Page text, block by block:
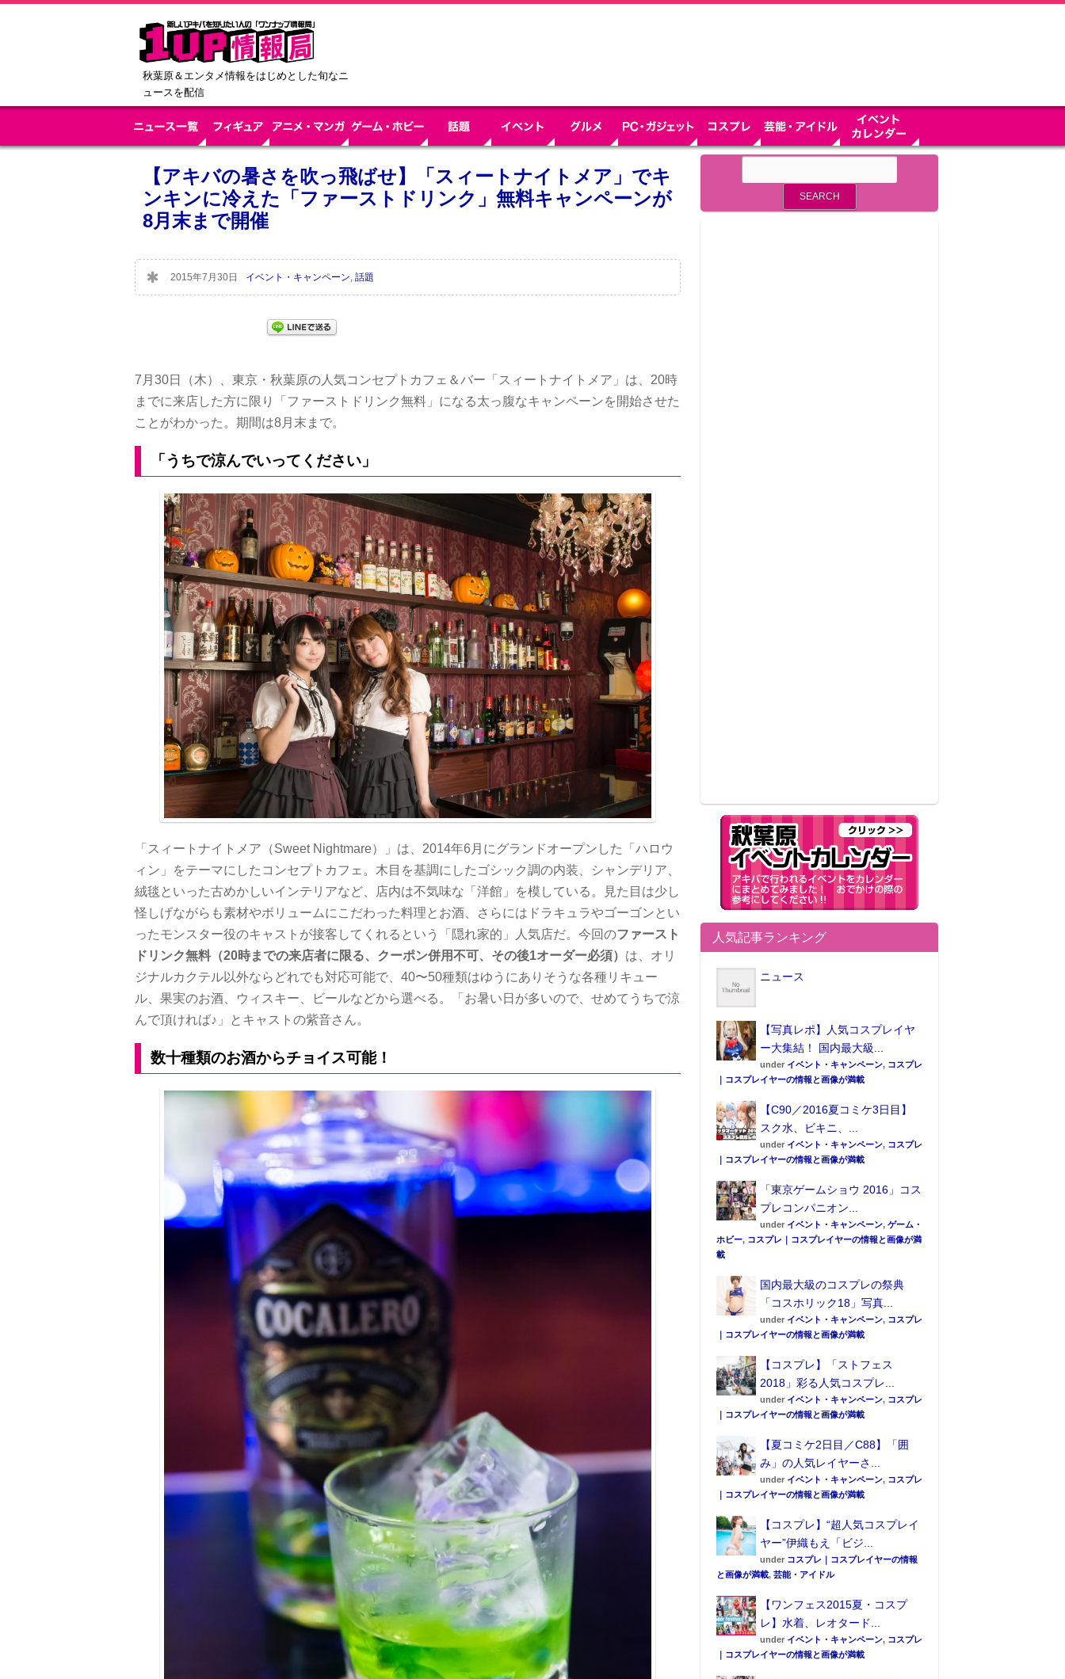
秋葉原＆エンタメ情報をはじめとした旬なニ
ュースを配信
【アキバの暑さを吹っ飛ばせ】「スィートナイトメア」でキ
ンキンに冷えた「ファーストドリンク」無料キャンペーンが
8月末まで開催
2015年7月30日 イベント・キャンペーン, 話題
7月30日（木）、東京・秋葉原の人気コンセプトカフェ＆バー「スィートナイトメア」は、20時
までに来店した方に限り「ファーストドリンク無料」になる太っ腹なキャンペーンを開始させた
ことがわかった。期間は8月末まで。
「うちで涼んでいってください」
「スィートナイトメア（Sweet Nightmare）」は、2014年6月にグランドオープンした「ハロウ
ィン」をテーマにしたコンセプトカフェ。木目を基調にしたゴシック調の内装、シャンデリア、
絨毯といった古めかしいインテリアなど、店内は不気味な「洋館」を模している。見た目は少し
怪しげながらも素材やボリュームにこだわった料理とお酒、さらにはドラキュラやゴーゴンとい
ったモンスター役のキャストが接客してくれるという「隠れ家的」人気店だ。今回のファースト
ドリンク無料（20時までの来店者に限る、クーポン併用不可、その後1オーダー必須） は、オリ
ジナルカクテル以外ならどれでも対応可能で、40〜50種類はゆうにありそうな各種リキュー
ル、果実のお酒、ウィスキー、ビールなどから選べる。「お暑い日が多いので、せめてうちで涼
んで頂ければ♪」とキャストの紫音さん。
数十種類のお酒からチョイス可能！
人気記事ランキング
ニュース
【写真レポ】人気コスプレイヤ
ー大集結！ 国内最大級...
under イベント・キャンペーン, コスプレ
｜コスプレイヤーの情報と画像が満載
【C90／2016夏コミケ3日目】
スク水、ビキニ、...
under イベント・キャンペーン, コスプレ
｜コスプレイヤーの情報と画像が満載
「東京ゲームショウ 2016」コス
プレコンパニオン...
under イベント・キャンペーン, ゲーム・
ホビー, コスプレ｜コスプレイヤーの情報と画像が満
載
国内最大級のコスプレの祭典
「コスホリック18」写真...
under イベント・キャンペーン, コスプレ
｜コスプレイヤーの情報と画像が満載
【コスプレ】「ストフェス
2018」彩る人気コスプレ...
under イベント・キャンペーン, コスプレ
｜コスプレイヤーの情報と画像が満載
【夏コミケ2日目／C88】「囲
み」の人気レイヤーさ...
under イベント・キャンペーン, コスプレ
｜コスプレイヤーの情報と画像が満載
【コスプレ】“超人気コスプレイ
ヤー”伊織もえ「ビジ...
under コスプレ｜コスプレイヤーの情報
と画像が満載, 芸能・アイドル
【ワンフェス2015夏・コスプ
レ】水着、レオタード...
under イベント・キャンペーン, コスプレ
｜コスプレイヤーの情報と画像が満載